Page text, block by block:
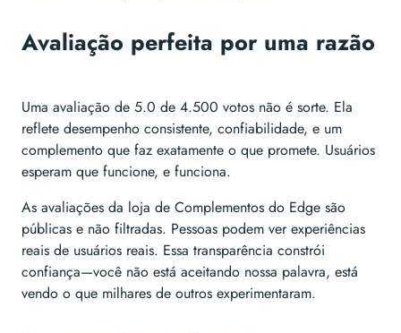
Avaliação perfeita por uma razão
Uma avaliação de 5.0 de 4.500 votos não é sorte. Ela
reflete desempenho consistente, confiabilidade, e um
complemento que faz exatamente o que promete. Usuários
esperam que funcione, e funciona.
As avaliações da loja de Complementos do Edge são
públicas e não filtradas. Pessoas podem ver experiências
reais de usuários reais. Essa transparência constrói
confiança—você não está aceitando nossa palavra, está
vendo o que milhares de outros experimentaram.